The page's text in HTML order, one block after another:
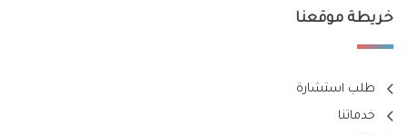
خريطة موقعنا
طلب استشارة
خدماتنا